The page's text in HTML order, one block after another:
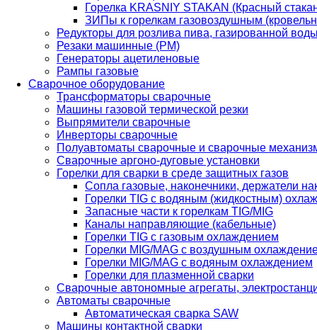
Горелка KRASNIY STAKAN (Красный
ЗИПы к горелкам газовоздушным
Редукторы для розлива пива, газированной
Резаки машинные (РМ)
Генераторы ацетиленовые
Рампы газовые
Сварочное оборудование
Трансформаторы сварочные
Машины газовой термической резки
Выпрямители сварочные
Инверторы сварочные
Полуавтоматы сварочные и сварочные
Сварочные аргоно-дуговые установки
Горелки для сварки в среде защитных газов
Сопла газовые, наконечники, держатели
Горелки TIG с водяным (жидкостным)
Запасные части к горелкам TIG/MIG
Каналы направляющие (кабельные)
Горелки TIG с газовым охлаждением
Горелки MIG/MAG с воздушным
Горелки MIG/MAG с водяным охлаждением
Горелки для плазменной сварки
Сварочные автономные агрегаты,
Автоматы сварочные
Автоматическая сварка SAW
Машины контактной сварки